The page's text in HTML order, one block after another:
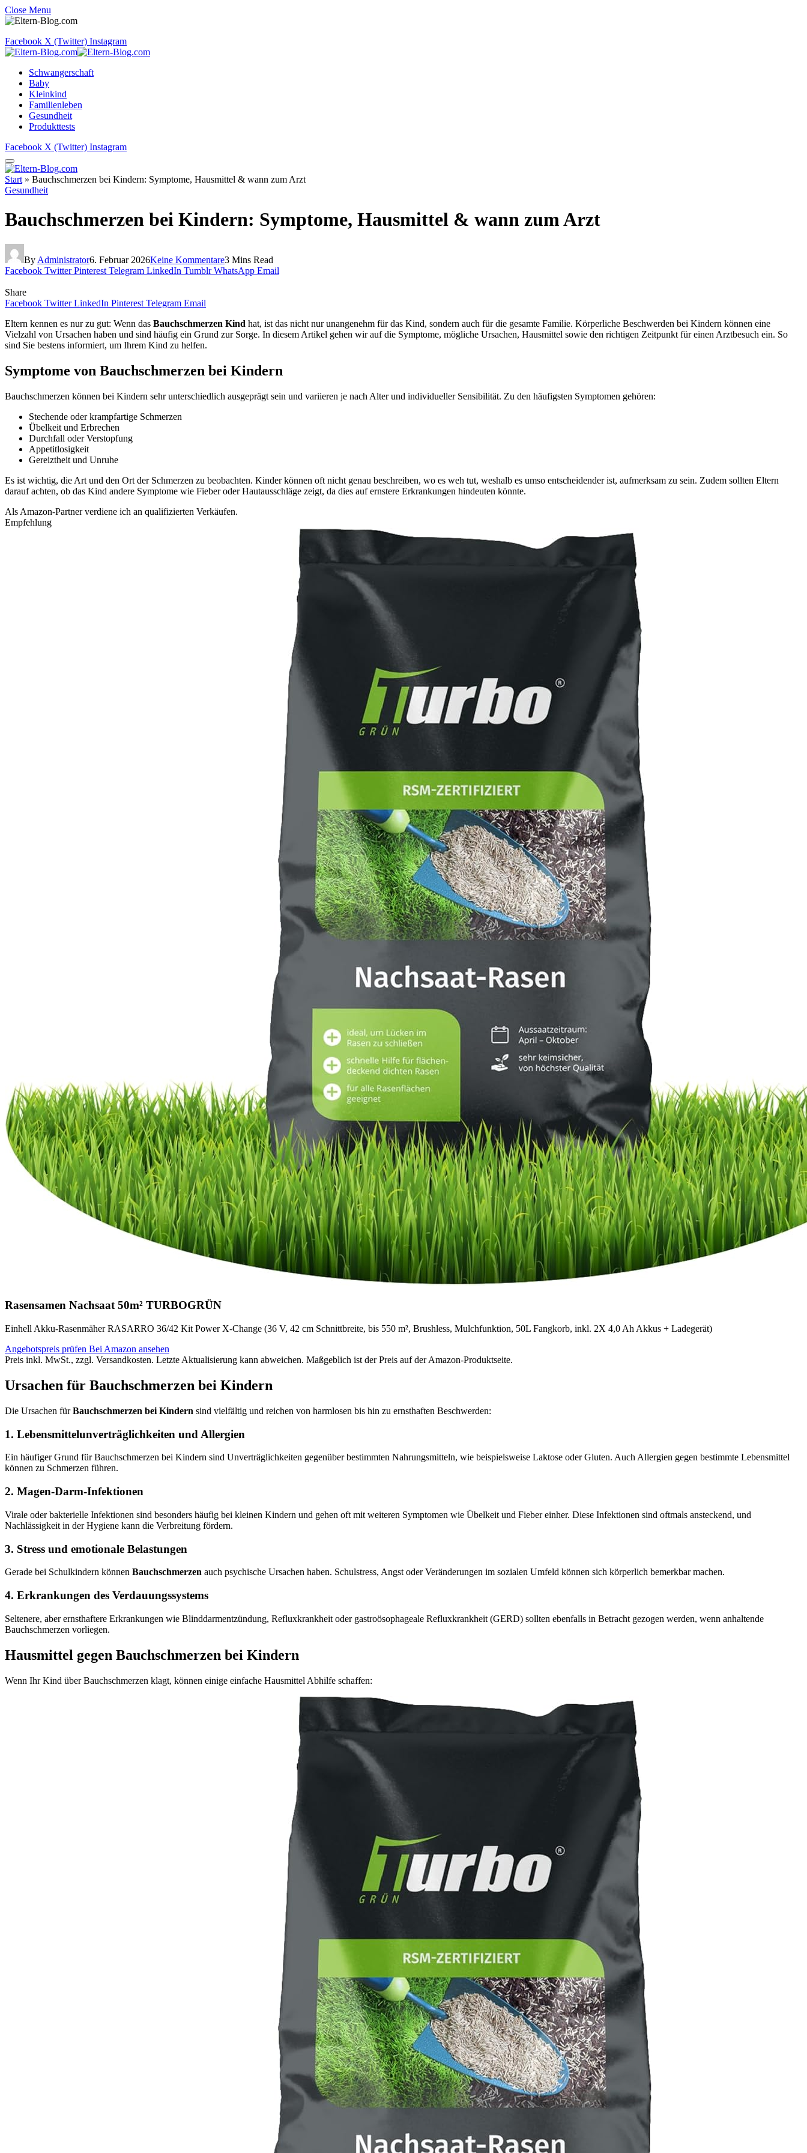
Close Menu
Facebook X (Twitter) Instagram
Schwangerschaft
Baby
Kleinkind
Familienleben
Gesundheit
Produkttests
Facebook X (Twitter) Instagram
Start » Bauchschmerzen bei Kindern: Symptome, Hausmittel & wann zum Arzt
Gesundheit
Bauchschmerzen bei Kindern: Symptome, Hausmittel & wann zum Arzt
By Administrator6. Februar 2026Keine Kommentare3 Mins Read
Facebook Twitter Pinterest Telegram LinkedIn Tumblr WhatsApp Email
Share
Facebook Twitter LinkedIn Pinterest Telegram Email
Eltern kennen es nur zu gut: Wenn das Bauchschmerzen Kind hat, ist das nicht nur unangenehm für das Kind, sondern auch für die gesamte Familie. Körperliche Beschwerden bei Kindern können eine
Vielzahl von Ursachen haben und sind häufig ein Grund zur Sorge. In diesem Artikel gehen wir auf die Symptome, mögliche Ursachen, Hausmittel sowie den richtigen Zeitpunkt für einen Arztbesuch ein. So
sind Sie bestens informiert, um Ihrem Kind zu helfen.
Symptome von Bauchschmerzen bei Kindern
Bauchschmerzen können bei Kindern sehr unterschiedlich ausgeprägt sein und variieren je nach Alter und individueller Sensibilität. Zu den häufigsten Symptomen gehören:
Stechende oder krampfartige Schmerzen
Übelkeit und Erbrechen
Durchfall oder Verstopfung
Appetitlosigkeit
Gereiztheit und Unruhe
Es ist wichtig, die Art und den Ort der Schmerzen zu beobachten. Kinder können oft nicht genau beschreiben, wo es weh tut, weshalb es umso entscheidender ist, aufmerksam zu sein. Zudem sollten Eltern
darauf achten, ob das Kind andere Symptome wie Fieber oder Hautausschläge zeigt, da dies auf ernstere Erkrankungen hindeuten könnte.
Als Amazon-Partner verdiene ich an qualifizierten Verkäufen.
Empfehlung
Rasensamen Nachsaat 50m² TURBOGRÜN
Einhell Akku-Rasenmäher RASARRO 36/42 Kit Power X-Change (36 V, 42 cm Schnittbreite, bis 550 m², Brushless, Mulchfunktion, 50L Fangkorb, inkl. 2X 4,0 Ah Akkus + Ladegerät)
Angebotspreis prüfen Bei Amazon ansehen
Preis inkl. MwSt., zzgl. Versandkosten. Letzte Aktualisierung kann abweichen. Maßgeblich ist der Preis auf der Amazon-Produktseite.
Ursachen für Bauchschmerzen bei Kindern
Die Ursachen fürBauchschmerzen bei Kindern sind vielfältig und reichen von harmlosen bis hin zu ernsthaften Beschwerden:
1. Lebensmittelunverträglichkeiten und Allergien
Ein häufiger Grund für Bauchschmerzen bei Kindern sind Unverträglichkeiten gegenüber bestimmten Nahrungsmitteln, wie beispielsweise Laktose oder Gluten. Auch Allergien gegen bestimmte Lebensmittel
können zu Schmerzen führen.
2. Magen-Darm-Infektionen
Virale oder bakterielle Infektionen sind besonders häufig bei kleinen Kindern und gehen oft mit weiteren Symptomen wie Übelkeit und Fieber einher. Diese Infektionen sind oftmals ansteckend, und
Nachlässigkeit in der Hygiene kann die Verbreitung fördern.
3. Stress und emotionale Belastungen
Gerade bei Schulkindern können Bauchschmerzen auch psychische Ursachen haben. Schulstress, Angst oder Veränderungen im sozialen Umfeld können sich körperlich bemerkbar machen.
4. Erkrankungen des Verdauungssystems
Seltenere, aber ernsthaftere Erkrankungen wie Blinddarmentzündung, Refluxkrankheit oder gastroösophageale Refluxkrankheit (GERD) sollten ebenfalls in Betracht gezogen werden, wenn anhaltende
Bauchschmerzen vorliegen.
Hausmittel gegen Bauchschmerzen bei Kindern
Wenn Ihr Kind über Bauchschmerzen klagt, können einige einfache Hausmittel Abhilfe schaffen: